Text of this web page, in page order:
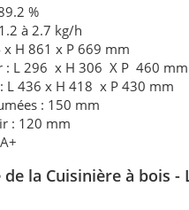
%
à 2.7 kg/h
H 861 x P 669 mm
: L 296 x H 306 X P 460 mm
L 436 x H 418 x P 430 mm
: 150 mm
: 120 mm
la Cuisinière à bois -